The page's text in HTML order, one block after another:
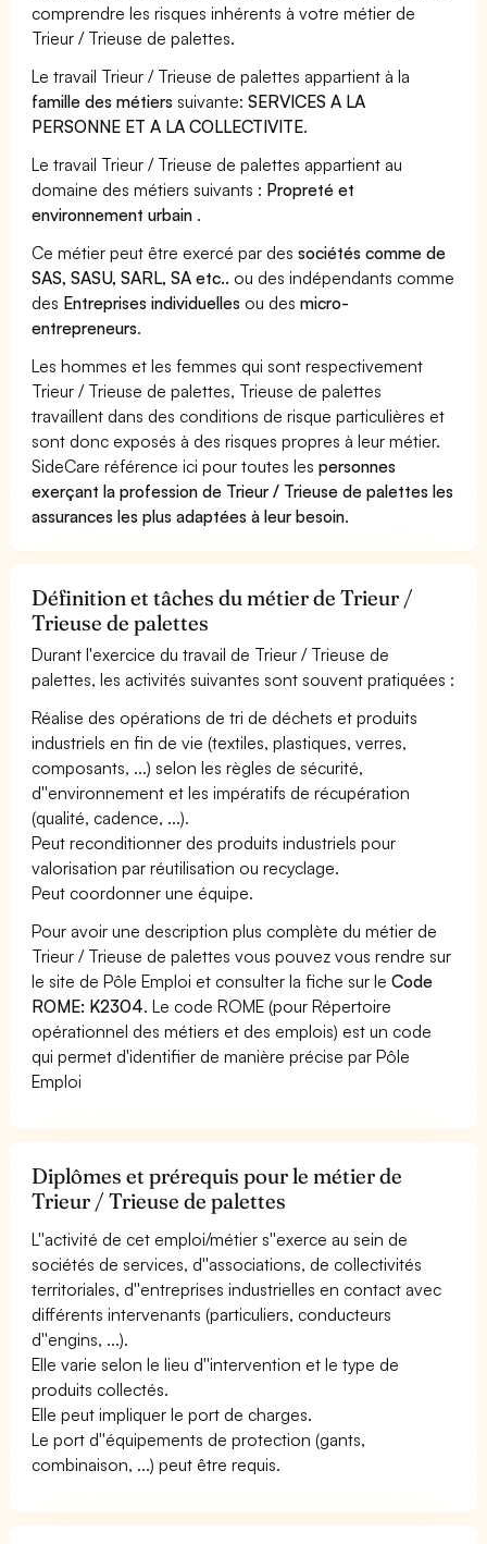
comprendre les risques inhérents à votre métier de
Trieur / Trieuse de palettes.
Le travail Trieur / Trieuse de palettes appartient à la
famille des métiers suivante:SERVICES A LA
PERSONNE ET A LA COLLECTIVITE.
Le travail Trieur / Trieuse de palettes appartient au
domaine des métiers suivants : Propreté et
environnement urbain .
Ce métier peut être exercé par dessociétés comme de
SAS, SASU, SARL, SA etc.. ou des indépendants comme
des Entreprises individuelles ou desmicro-
entrepreneurs.
Les hommes et les femmes qui sont respectivement
Trieur / Trieuse de palettes, Trieuse de palettes
travaillent dans des conditions de risque particulières et
sont donc exposés à des risques propres à leur métier.
SideCare référence ici pour toutes lespersonnes
exerçant la profession de Trieur / Trieuse de palettes les
assurances les plus adaptées à leur besoin.
Définition et tâches du métier de Trieur /
Trieuse de palettes
Durant l'exercice du travail de Trieur / Trieuse de
palettes, les activités suivantes sont souvent pratiquées :
Réalise des opérations de tri de déchets et produits
industriels en fin de vie (textiles, plastiques, verres,
composants, ...) selon les règles de sécurité,
d''environnement et les impératifs de récupération
(qualité, cadence, ...).
Peut reconditionner des produits industriels pour
valorisation par réutilisation ou recyclage.
Peut coordonner une équipe.
Pour avoir une description plus complète du métier de
Trieur / Trieuse de palettes vous pouvez vous rendre sur
le site de Pôle Emploi et consulter la fiche sur leCode
ROME: K2304. Le code ROME (pour Répertoire
opérationnel des métiers et des emplois) est un code
qui permet d'identifier de manière précise par Pôle
Emploi
Diplômes et prérequis pour le métier de
Trieur / Trieuse de palettes
L''activité de cet emploi/métier s''exerce au sein de
sociétés de services, d''associations, de collectivités
territoriales, d''entreprises industrielles en contact avec
différents intervenants (particuliers, conducteurs
d''engins, ...).
Elle varie selon le lieu d''intervention et le type de
produits collectés.
Elle peut impliquer le port de charges.
Le port d''équipements de protection (gants,
combinaison, ...) peut être requis.